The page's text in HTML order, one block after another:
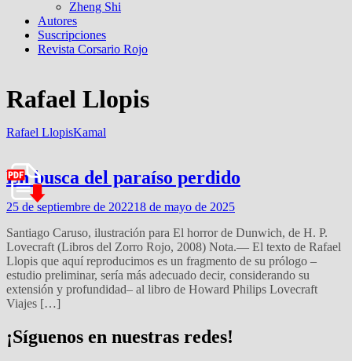
Zheng Shi
Autores
Suscripciones
Revista Corsario Rojo
Rafael Llopis
Rafael LlopisKamal
En busca del paraíso perdido
25 de septiembre de 202218 de mayo de 2025
Santiago Caruso, ilustración para El horror de Dunwich, de H. P.
Lovecraft (Libros del Zorro Rojo, 2008) Nota.— El texto de Rafael
Llopis que aquí reproducimos es un fragmento de su prólogo –
estudio preliminar, sería más adecuado decir, considerando su
extensión y profundidad– al libro de Howard Philips Lovecraft
Viajes […]
¡Síguenos en nuestras redes!